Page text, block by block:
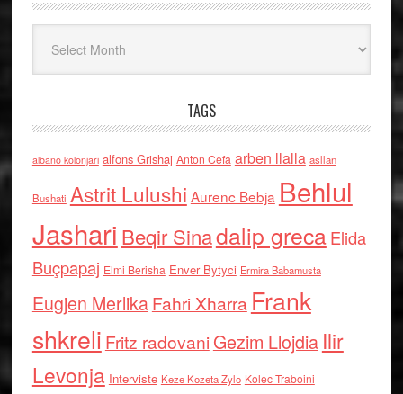
TAGS
albano kolonjari alfons Grishaj Anton Cefa arben llalla asllan
Bushati Astrit Lulushi Aurenc Bebja Behlul
Jashari Beqir Sinadalip grecaElida
Buçpapaj Elmi Berisha Enver Bytyci Ermira Babamusta
Eugjen MerlikaFahri Xharra Frank
shkreli Fritz radovaniGezim Llojdia Ilir
Levonja Interviste Keze Kozeta Zylo Kolec Traboini